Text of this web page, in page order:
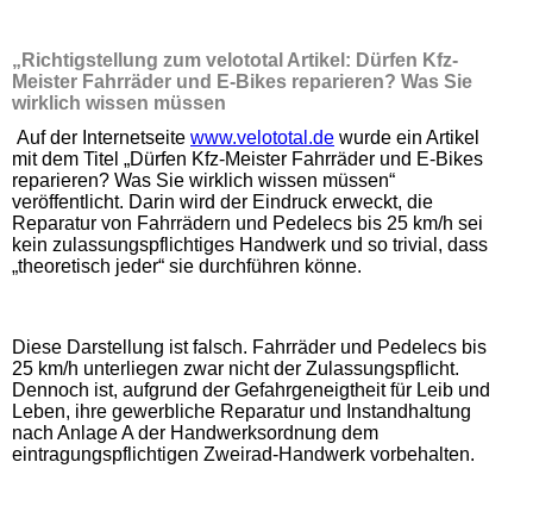
„Richtigstellung zum velototal Artikel: Dürfen Kfz-
Meister Fahrräder und E-Bikes reparieren? Was Sie
wirklich wissen müssen
Auf der Internetseite www.velototal.de wurde ein Artikel
mit dem Titel „Dürfen Kfz-Meister Fahrräder und E-Bikes
reparieren? Was Sie wirklich wissen müssen“
veröffentlicht. Darin wird der Eindruck erweckt, die
Reparatur von Fahrrädern und Pedelecs bis 25 km/h sei
kein zulassungspflichtiges Handwerk und so trivial, dass
„theoretisch jeder“ sie durchführen könne.
Diese Darstellung ist falsch. Fahrräder und Pedelecs bis
25 km/h unterliegen zwar nicht der Zulassungspflicht.
Dennoch ist, aufgrund der Gefahrgeneigtheit für Leib und
Leben, ihre gewerbliche Reparatur und Instandhaltung
nach Anlage A der Handwerksordnung dem
eintragungspflichtigen Zweirad-Handwerk vorbehalten.